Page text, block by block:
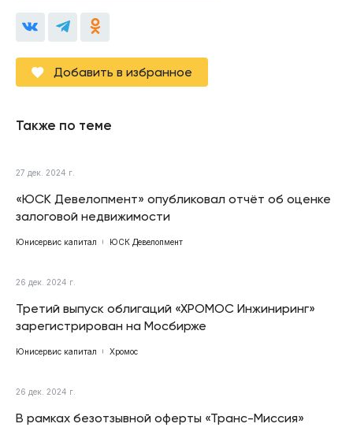
Добавить в избранное
Также по теме
27 дек. 2024 г.
«ЮСК Девелопмент» опубликовал отчёт об оценке
залоговой недвижимости
Юнисервис капитал ЮСК Девелопмент
26 дек. 2024 г.
Третий выпуск облигаций «ХРОМОС Инжиниринг»
зарегистрирован на Мосбирже
Юнисервис капитал Хромос
26 дек. 2024 г.
В рамках безотзывной оферты «Транс-Миссия»